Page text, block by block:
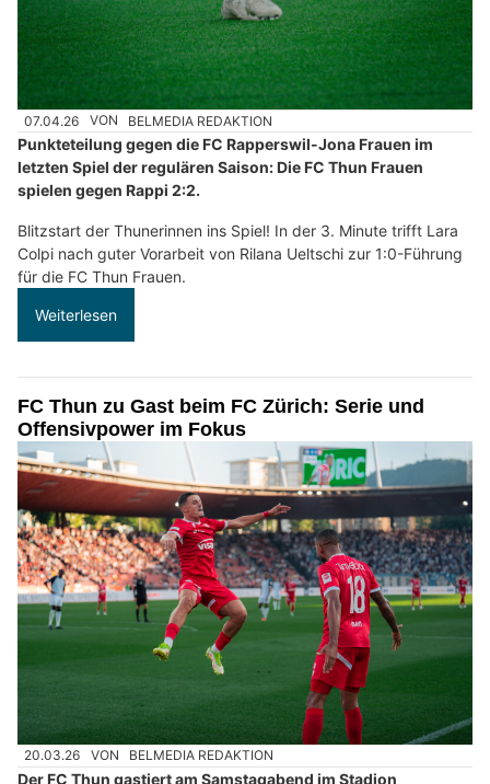
07.04.26 VON BELMEDIA REDAKTION
Punkteteilung gegen die FC Rapperswil-Jona Frauen im
letzten Spiel der regulären Saison: Die FC Thun Frauen
spielen gegen Rappi 2:2.
Blitzstart der Thunerinnen ins Spiel! In der 3. Minute trifft Lara
Colpi nach guter Vorarbeit von Rilana Ueltschi zur 1:0-Führung
für die FC Thun Frauen.
Weiterlesen
FC Thun zu Gast beim FC Zürich: Serie und
Offensivpower im Fokus
20.03.26 VON BELMEDIA REDAKTION
Der FC Thun gastiert am Samstagabend im Stadion